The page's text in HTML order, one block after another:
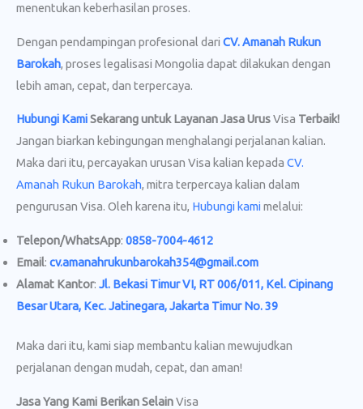
menentukan keberhasilan proses.
Dengan pendampingan profesional dari CV. Amanah Rukun
Barokah, proses legalisasi Mongolia dapat dilakukan dengan
lebih aman, cepat, dan terpercaya.
Hubungi KamiSekarang untuk Layanan Jasa UrusVisa Terbaik!
Jangan biarkan kebingungan menghalangi perjalanan kalian.
Maka dari itu, percayakan urusan Visa kalian kepada CV.
Amanah Rukun Barokah, mitra terpercaya kalian dalam
pengurusan Visa. Oleh karena itu, Hubungi kamimelalui:
Telepon/WhatsApp: 0858-7004-4612
Email: cv.amanahrukunbarokah354@gmail.com
Alamat Kantor: Jl. Bekasi Timur VI, RT 006/011, Kel. Cipinang
Besar Utara, Kec. Jatinegara, Jakarta Timur No. 39
Maka dari itu, kami siap membantu kalian mewujudkan
perjalanan dengan mudah, cepat, dan aman!
Jasa Yang Kami Berikan SelainVisa